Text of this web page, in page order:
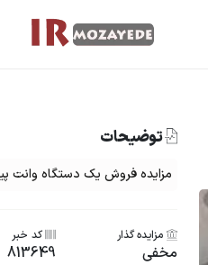
توضیحات
مزایده فروش یک دستگاه وانت
مزایده گذار
مخفی
کد خبر
813649